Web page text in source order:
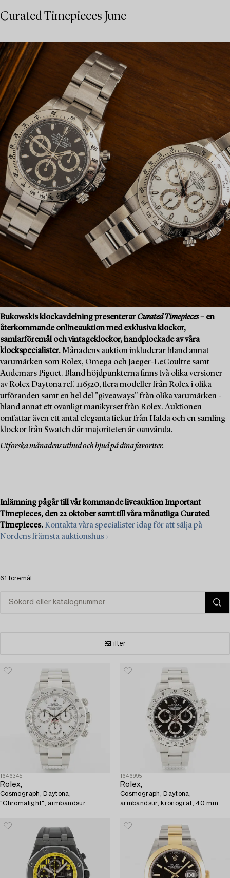
Curated Timepieces June
Bukowskis klockavdelning presenterar Curated Timepieces– en
återkommande onlineauktion med exklusiva klockor,
samlarföremål och vintageklockor, handplockade av våra
klockspecialister.Månadens auktion inkluderar bland annat
varumärken som Rolex, Omega och Jaeger-LeCoultre samt
Audemars Piguet. Bland höjdpunkterna finns två olika versioner
av Rolex Daytona ref. 116520, flera modeller från Rolex i olika
utföranden samt en hel del "giveaways" från olika varumärken -
bland annat ett ovanligt manikyrset från Rolex. Auktionen
omfattar även ett antal eleganta fickur från Halda och en samling
klockor från Swatch där majoriteten är oanvända.
Utforska månadens utbud och bjud på dina favoriter.
Inlämning pågår till vår kommande liveauktion Important
Timepieces, den 22 oktober samt till våra månatliga Curated
Timepieces. Kontakta våra specialister idag för att sälja på
Nordens främsta auktionshus ›
61 föremål
Filter
1646345
Rolex,
Cosmograph, Daytona,
"Chromalight", armbandsur,
1646995
Rolex,
Cosmograph, Daytona,
armbandsur, kronograf, 40 mm.